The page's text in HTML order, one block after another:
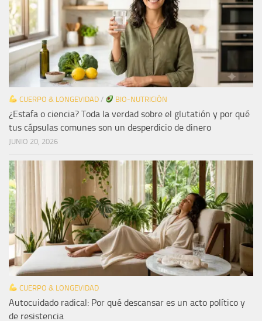
CUERPO & LONGEVIDAD/ BIO-NUTRICIÓN
¿Estafa o ciencia? Toda la verdad sobre el glutatión y por qué
tus cápsulas comunes son un desperdicio de dinero
JUNIO 20, 2026
CUERPO & LONGEVIDAD
Autocuidado radical: Por qué descansar es un acto político y
de resistencia